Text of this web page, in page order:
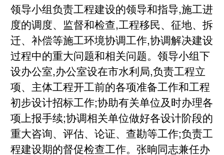
领导小组负责工程建设的领导和指导,施工进
度的调度、监督和检查,工程移民、征地、拆
迁、补偿等施工环境协调工作,协调解决建设
过程中的重大问题和相关问题。领导小组下
设办公室,办公室设在市水利局,负责工程立
项、主体工程开工前的各项准备工作和工程
初步设计招标工作;协助有关单位及时办理各
项上报手续;协调相关单位做好各设计阶段的
重大咨询、评估、论证、查勘等工作;负责工
程建设期的督促检查工作。张晌同志兼任办